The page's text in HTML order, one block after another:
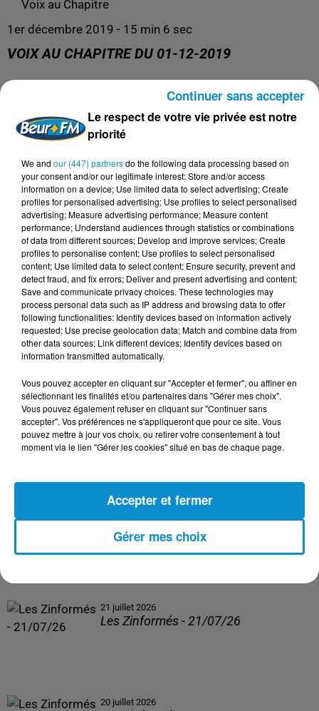
Voix au Chapitre
1er décembre 2019 - 15 min 6 sec
VOIX AU CHAPITRE DU 01-12-2019
DERNIERS PODCASTS
24 juillet 2026
Les Zinformés - 24/07/26
23 juillet 2026
Les Zinformés - 23/07/26
21 juillet 2026
Les Zinformés - 21/07/26
20 juillet 2026
Le respect de votre vie privée est notre
priorité
We and our (447) partnersdo the following data processing based on
your consent and/or our legitimate interest: Store and/or access
information on a device; Use limited data to select advertising; Create
profiles for personalised advertising; Use profiles to select personalised
advertising; Measure advertising performance; Measure content
performance; Understand audiences through statistics or combinations
of data from different sources; Develop and improve services; Create
profiles to personalise content; Use profiles to select personalised
content; Use limited data to select content; Ensure security, prevent and
detect fraud, and fix errors; Deliver and present advertising and content;
Save and communicate privacy choices. These technologies may
process personal data such as IP address and browsing data to offer
following functionalities: Identify devices based on information actively
requested; Use precise geolocation data; Match and combine data from
other data sources; Link different devices; Identify devices based on
information transmitted automatically.
Vous pouvez accepter en cliquant sur "Accepter et fermer", ou affiner en
sélectionnant les finalités et/ou partenaires dans "Gérer mes choix".
Vous pouvez également refuser en cliquant sur "Continuer sans
accepter". Vos préférences ne s'appliqueront que pour ce site. Vous
pouvez mettre à jour vos choix, ou retirer votre consentement à tout
moment via le lien "Gérer les cookies" situé en bas de chaque page.
Gérer mes choix
Accepter et fermer
Continuer sans accepter